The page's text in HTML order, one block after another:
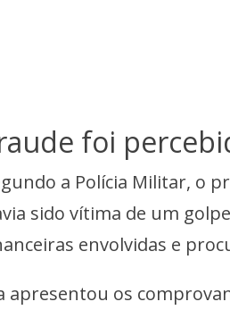
foi
a Polícia Militar, o
sido vítima de um
envolvidas e
apresentou os